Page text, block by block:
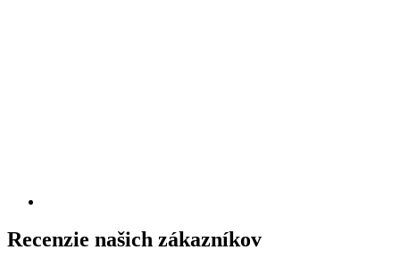
Recenzie našich zákazníkov